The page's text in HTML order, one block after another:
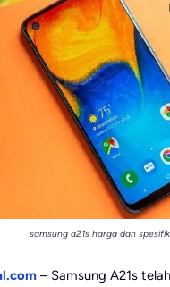
samsung a21s harga dan
– Samsung A21s